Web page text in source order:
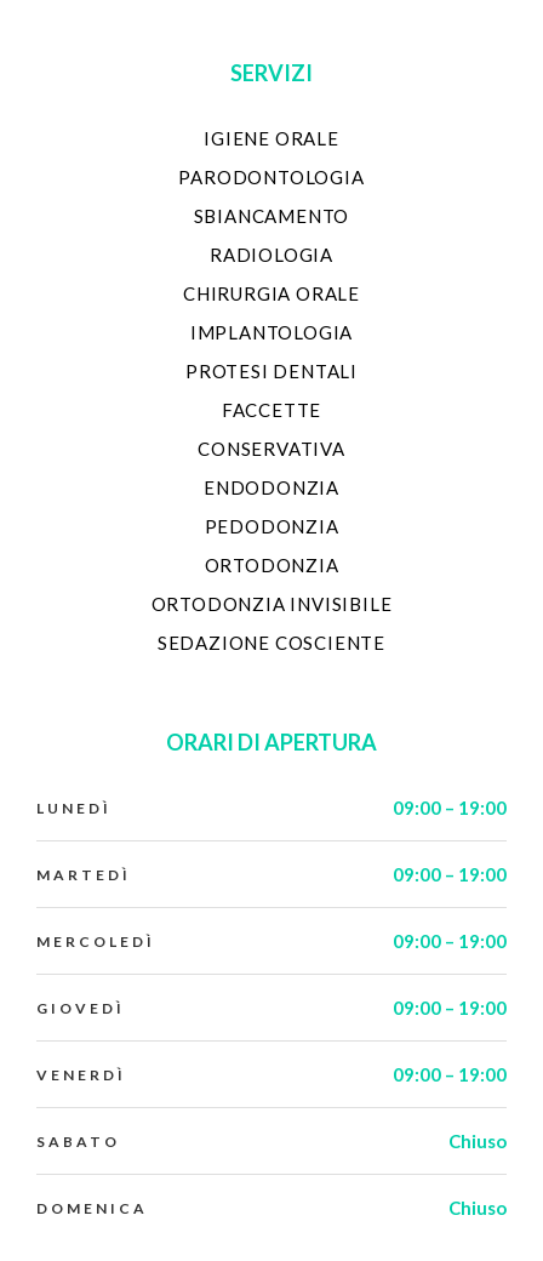
SERVIZI
IGIENE ORALE
PARODONTOLOGIA
SBIANCAMENTO
RADIOLOGIA
CHIRURGIA ORALE
IMPLANTOLOGIA
PROTESI DENTALI
FACCETTE
CONSERVATIVA
ENDODONZIA
PEDODONZIA
ORTODONZIA
ORTODONZIA INVISIBILE
SEDAZIONE COSCIENTE
ORARI DI APERTURA
LUNEDÌ 09:00 – 19:00
MARTEDÌ 09:00 – 19:00
MERCOLEDÌ 09:00 – 19:00
GIOVEDÌ 09:00 – 19:00
VENERDÌ 09:00 – 19:00
SABATO Chiuso
DOMENICA Chiuso